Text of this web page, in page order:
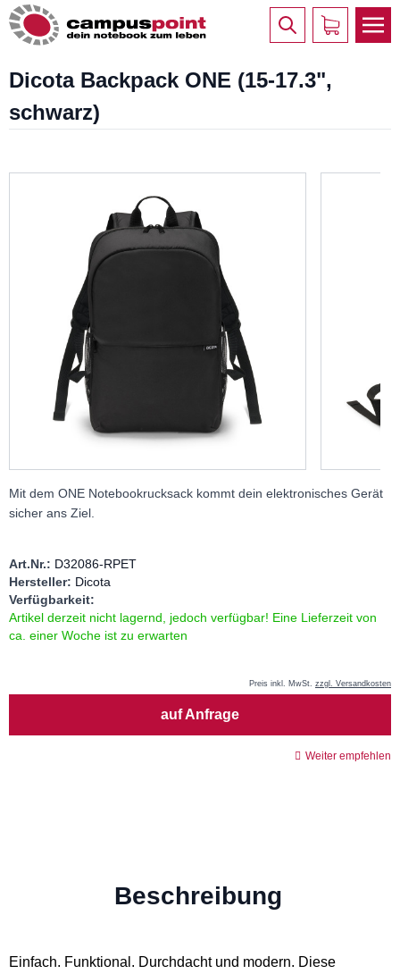
Dicota Backpack ONE (15-17.3",
schwarz)
Mit dem ONE Notebookrucksack kommt dein elektronisches Gerät
sicher ans Ziel.
Art.Nr.: D32086-RPET
Hersteller: Dicota
Verfügbarkeit:
Artikel derzeit nicht lagernd, jedoch verfügbar! Eine Lieferzeit von
ca. einer Woche ist zu erwarten
Preis inkl. MwSt. zzgl. Versandkosten
auf Anfrage
Weiter empfehlen
Beschreibung
Einfach. Funktional. Durchdacht und modern. Diese